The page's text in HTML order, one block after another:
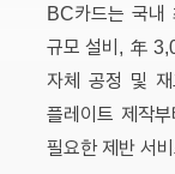
BC카드는 국내
규모 설비, 年
자체 공정 및 재
플레이트 제작
필요한 제반 서